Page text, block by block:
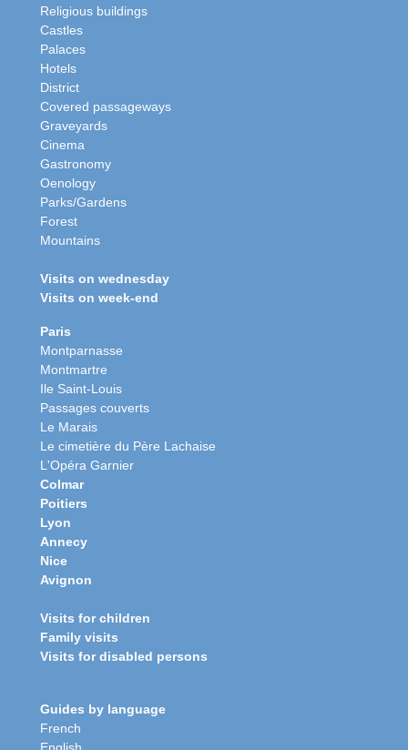
Religious buildings
Castles
Palaces
Hotels
District
Covered passageways
Graveyards
Cinema
Gastronomy
Oenology
Parks/Gardens
Forest
Mountains
Visits on wednesday
Visits on week-end
Paris
Montparnasse
Montmartre
Ile Saint-Louis
Passages couverts
Le Marais
Le cimetière du Père Lachaise
L'Opéra Garnier
Colmar
Poitiers
Lyon
Annecy
Nice
Avignon
Visits for children
Family visits
Visits for disabled persons
Guides by language
French